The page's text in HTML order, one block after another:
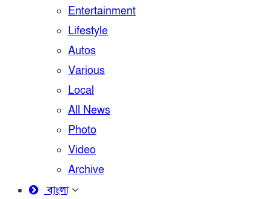
Entertainment
Lifestyle
Autos
Various
Local
All News
Photo
Video
Archive
বাংলা